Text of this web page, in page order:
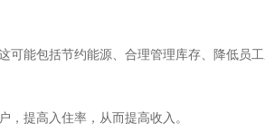
可能包括节约能源、合理管理库存、降低员
提高入住率，从而提高收入。